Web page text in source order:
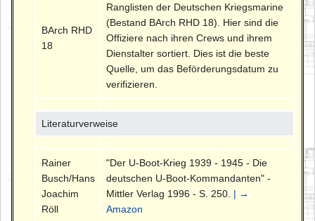
BArch RHD
18
Ranglisten der Deutschen Kriegsmarine
(Bestand BArch RHD 18). Hier sind die
Offiziere nach ihren Crews und ihrem
Dienstalter sortiert. Dies ist die beste
Quelle, um das Beförderungsdatum zu
verifizieren.
Literaturverweise
Rainer
Busch/Hans
Joachim
Röll
"Der U-Boot-Krieg 1939 - 1945 - Die
deutschen U-Boot-Kommandanten" -
Mittler Verlag 1996 - S. 250. | →
Amazon